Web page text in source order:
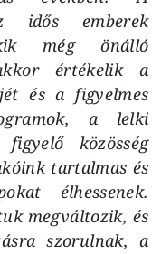
idős emberek
még önálló
értékelik a
és a figyelmes
a lelki
közösség
tartalmas és
élhessenek.
megváltozik, és
szorulnak, a